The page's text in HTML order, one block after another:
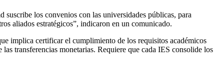
suscribe los convenios con las universidades públicas, para
aliados estratégicos”, indicaron en un comunicado.
implica certificar el cumplimiento de los requisitos académicos
transferencias monetarias. Requiere que cada IES consolide los